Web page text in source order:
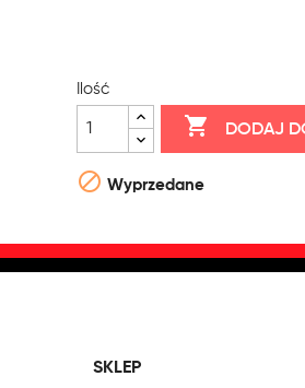
Ilość
 DODAJ
 Wyprzedane
SKLEP